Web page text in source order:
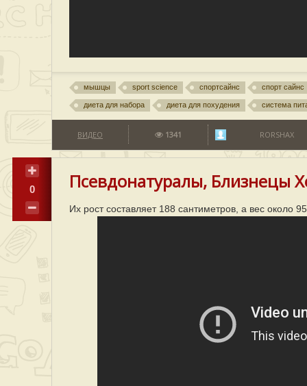
мышцы sport science спортсайнс спорт сайнс
диета для набора диета для похудения система
ВИДЕО 1341 RORSHAX
0 Псевдонатуралы, Близнецы
Их рост составляет 188 сантиметров, а вес около